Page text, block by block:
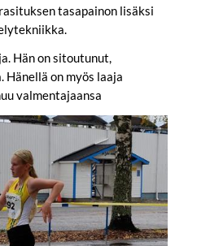
tasapainon lisäksi
Hän on sitoutunut,
on myös laaja
valmentajaansa